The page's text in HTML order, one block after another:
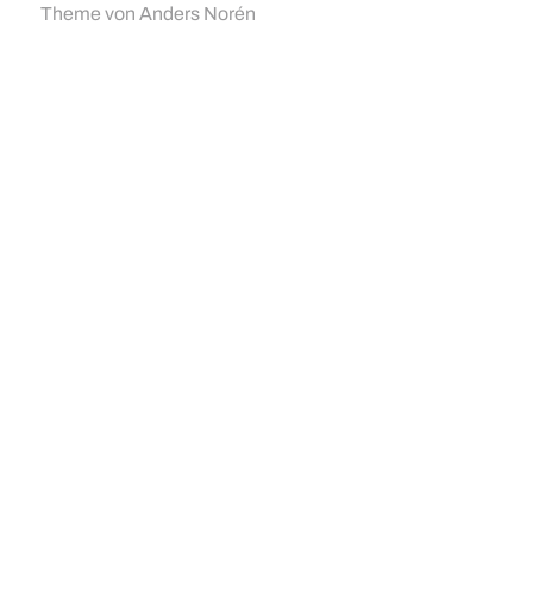
Theme von Anders Norén